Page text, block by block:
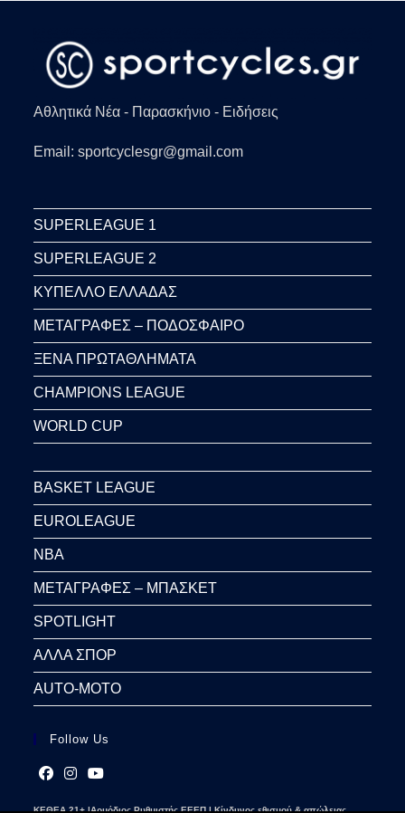
Αθλητικά Νέα - Παρασκήνιο - Ειδήσεις
Email: sportcyclesgr@gmail.com
SUPERLEAGUE 1
SUPERLEAGUE 2
ΚΥΠΕΛΛΟ ΕΛΛΑΔΑΣ
ΜΕΤΑΓΡΑΦΕΣ – ΠΟΔΟΣΦΑΙΡΟ
ΞΕΝΑ ΠΡΩΤΑΘΛΗΜΑΤΑ
CHAMPIONS LEAGUE
WORLD CUP
BASKET LEAGUE
EUROLEAGUE
NBA
ΜΕΤΑΓΡΑΦΕΣ – ΜΠΑΣΚΕΤ
SPOTLIGHT
ΑΛΛΑ ΣΠΟΡ
AUTO-MOTO
Follow Us
ΚΕΘΕΑ 21+ |Αρμόδιος Ρυθμιστής ΕΕΕΠ | Κίνδυνος εθισμού & απώλειας